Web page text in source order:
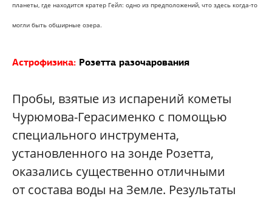
планеты, где находится кратер Гейл: одно из предположений, что здесь когда-то
могли быть обширные озера.
Астрофизика: Розетта разочарования
Пробы, взятые из испарений кометы
Чурюмова-Герасименко с помощью
специального инструмента,
установленного на зонде Розетта,
оказались существенно отличными
от состава воды на Земле. Результаты